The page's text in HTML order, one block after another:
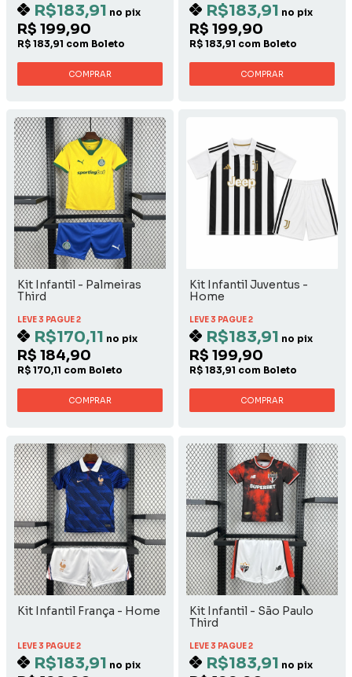
R$183,91 no pix
R$ 199,90
R$ 183,91 com Boleto
COMPRAR
R$183,91 no pix
R$ 199,90
R$ 183,91 com Boleto
COMPRAR
Kit Infantil - Palmeiras
Third
LEVE 3 PAGUE 2
R$170,11 no pix
R$ 184,90
R$ 170,11 com Boleto
COMPRAR
Kit Infantil Juventus -
Home
LEVE 3 PAGUE 2
R$183,91 no pix
R$ 199,90
R$ 183,91 com Boleto
COMPRAR
Kit Infantil França - Home
LEVE 3 PAGUE 2
R$183,91 no pix
Kit Infantil - São Paulo
Third
LEVE 3 PAGUE 2
R$183,91 no pix